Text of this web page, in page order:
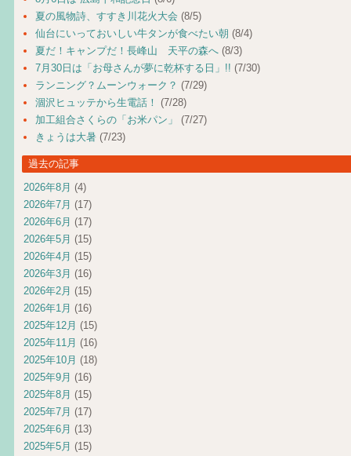
夏の風物詩、すすき川花火大会 (8/5)
仙台にいっておいしい牛タンが食べたい朝 (8/4)
夏だ！キャンプだ！長峰山 天平の森へ (8/3)
7月30日は「お母さんが夢に乾杯する日」!! (7/30)
ランニング？ムーンウォーク？ (7/29)
涸沢ヒュッテから生電話！ (7/28)
加工組合さくらの「お米パン」
(7/27)
きょうは大暑 (7/23)
過去の記事
2026年8月 (4)
2026年7月 (17)
2026年6月 (17)
2026年5月 (15)
2026年4月 (15)
2026年3月 (16)
2026年2月 (15)
2026年1月 (16)
2025年12月 (15)
2025年11月 (16)
2025年10月 (18)
2025年9月 (16)
2025年8月 (15)
2025年7月 (17)
2025年6月 (13)
2025年5月 (15)